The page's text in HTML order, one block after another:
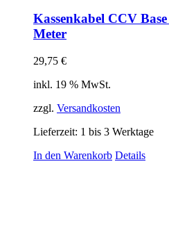
Kassenkabel CCV
Meter
29,75 €
inkl. 19 % MwSt.
zzgl. Versandkosten
Lieferzeit: 1 bis 3 Werktage
In den Warenkorb Details